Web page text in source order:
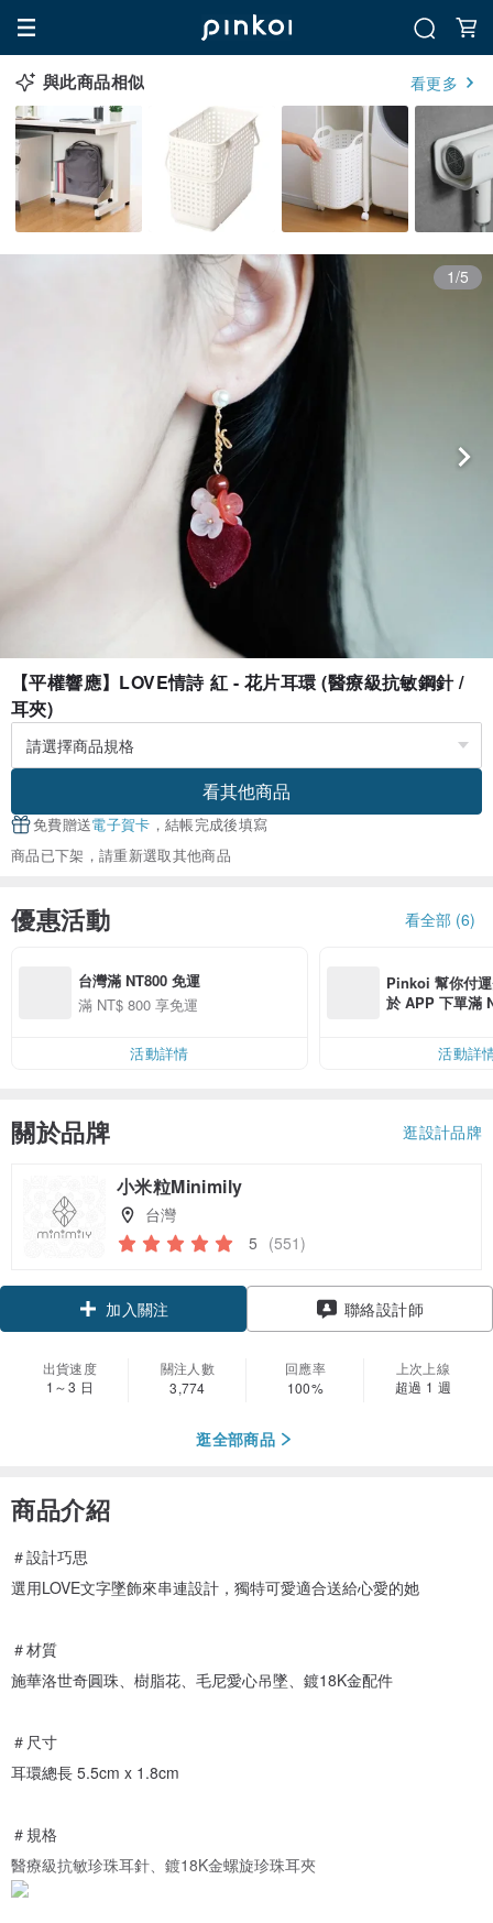
與此商品相似 看更多
1/5
【平權響應】LOVE情詩 紅 - 花片耳環 (醫療級抗敏鋼針 /
耳夾)
看其他商品
免費贈送電子賀卡 ，結帳完成後填寫
商品已下架，請重新選取其他商品
優惠活動 看全部 (6)
台灣滿 NT800 免運
滿 NT$ 800 享免運
活動詳情
Pinkoi 幫你付
於 APP 下單滿
活動詳
關於品牌 逛設計品牌
小米粒Minimily
台灣
5 (551)
加入關注
聯絡設計師
出貨速度
1～3 日
關注人數
3,774
回應率
100%
上次上線
超過 1 週
逛全部商品
商品介紹
＃設計巧思
選用LOVE文字墜飾來串連設計，獨特可愛適合送給心愛的她
＃材質
施華洛世奇圓珠、樹脂花、毛尼愛心吊墜、鍍18K金配件
＃尺寸
耳環總長 5.5cm x 1.8cm
＃規格
醫療級抗敏珍珠耳針、鍍18K金螺旋珍珠耳夾